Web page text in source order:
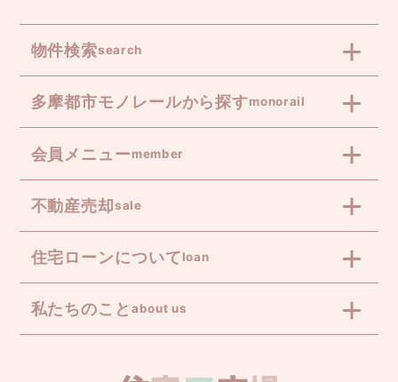
物件検索search
多摩都市モノレールから探すmonorail
会員メニューmember
不動産売却sale
住宅ローンについてloan
私たちのこと about us